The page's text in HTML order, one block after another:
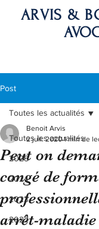
ARVIS &
Post
Toutes les actualités
2025
2024
2023
2022
Toutes les actualités
Peut on
congé de
arrêt-maladie
Benoit Arvis
2 juil. 2020 1 min de